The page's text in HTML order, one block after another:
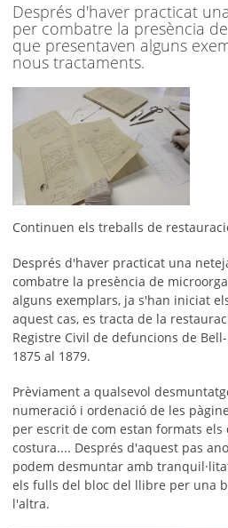
Després d'haver practicat
per combatre la presència
que presentaven alguns
nous tractaments.
Continuen els treballs de
Després d'haver practicat una
combatre la presència de
alguns exemplars, ja s'han iniciat
aquest cas, es tracta de la
Registre Civil de defuncions de
1875 al 1879.
Prèviament a qualsevol
numeració i ordenació de les
per escrit de com estan formats els
costura.... Després d'aquest pas
podem desmuntar amb
els fulls del bloc del llibre per una
l'altra.